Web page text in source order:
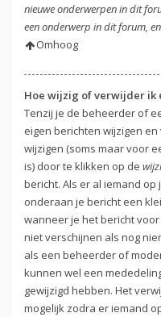
nieuwe onderwerpen in dit
een onderwerp in dit forum,
Omhoog
Hoe wijzig of verwijder ik
Tenzij je de beheerder of
eigen berichten wijzigen
wijzigen (soms maar voor
is) door te klikken op de
bericht. Als er al iemand
onderaan je bericht een
wanneer je het bericht
niet verschijnen als nog
als een beheerder of
kunnen wel een
gewijzigd hebben. Het
mogelijk zodra er iemand